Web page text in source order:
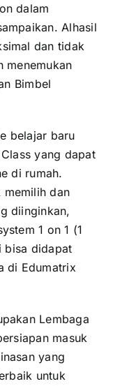
dalam
Alhasil
dan tidak
menemukan
Bimbel
belajar baru
yang dapat
di rumah.
memilih dan
diinginkan,
1 on 1 (1
bisa didapat
di Edumatrix
Lembaga
masuk
yang
untuk